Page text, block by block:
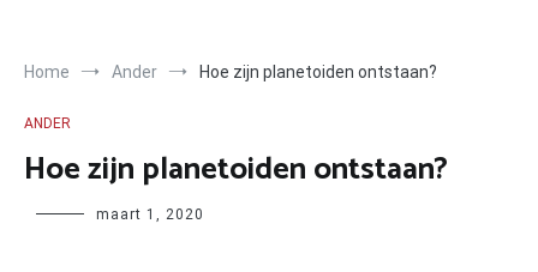
Home Ander Hoe zijn planetoiden ontstaan?
ANDER
Hoe zijn planetoiden ontstaan?
Author maart 1, 2020